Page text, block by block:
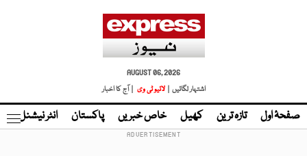
AUGUST 06, 2026
اشتہار لگائیں |
لائیو ٹی وی | آج کا اخبار
صفحۂ اول تازہ ترین کھیل خاص خبریں پاکستان انٹر نیشنل